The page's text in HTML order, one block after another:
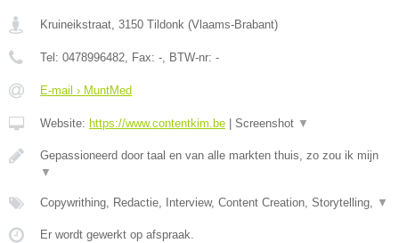
Kruineikstraat, 3150 Tildonk (Vlaams-Brabant)
Tel: 0478996482, Fax: -, BTW-nr: -
E-mail › MuntMed
Website: https://www.contentkim.be Screenshot ▼
Gepassioneerd door taal en van alle markten thuis, zo zou ik mijn
▼
Copywrithing, Redactie, Interview, Content Creation, Storytelling, ▼
Er wordt gewerkt op afspraak.